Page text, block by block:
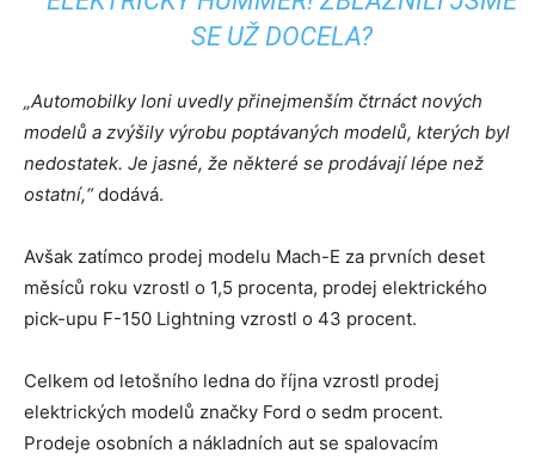
SE UŽ DOCELA?
„Automobilky loni uvedly přinejmenším čtrnáct nových
modelů a zvýšily výrobu poptávaných modelů, kterých byl
nedostatek. Je jasné, že některé se prodávají lépe než
ostatní,“dodává.
Avšak zatímco prodej modelu Mach-E za prvních deset
měsíců roku vzrostl o 1,5 procenta, prodej elektrického
pick-upu F-150 Lightning vzrostl o 43 procent.
Celkem od letošního ledna do října vzrostl prodej
elektrických modelů značky Ford o sedm procent.
Prodeje osobních a nákladních aut se spalovacím